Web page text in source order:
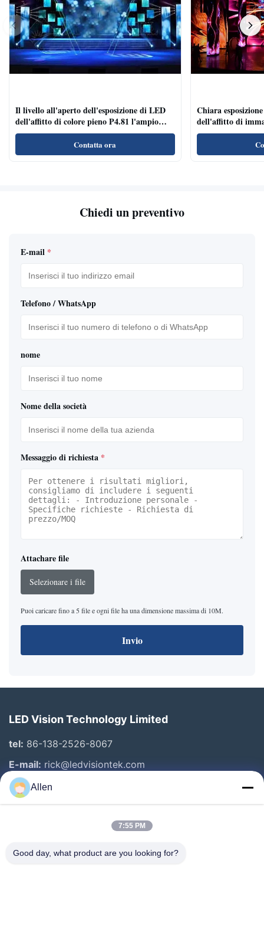
Il livello all'aperto dell'esposizione di LED
dell'affitto di colore pieno P4.81 l'ampio
angolo di visione di velocità di
Contatta ora
Chiara
dell'affitto di
di conferenza/gli
Chiedi un preventivo
E-mail *
Telefono / WhatsApp
nome
Nome della società
Messaggio di richiesta *
Attachare file
Selezionare i file
Puoi caricare fino a 5 file e ogni file ha una dimensione massima di 10M.
Invio
LED Vision Technology Limited
tel: 86-138-2526-8067
E-mail: rick@ledvisiontek.com
Link Veloci
Prodotti
Allen
7:55 PM
Good day, what product are you looking for?